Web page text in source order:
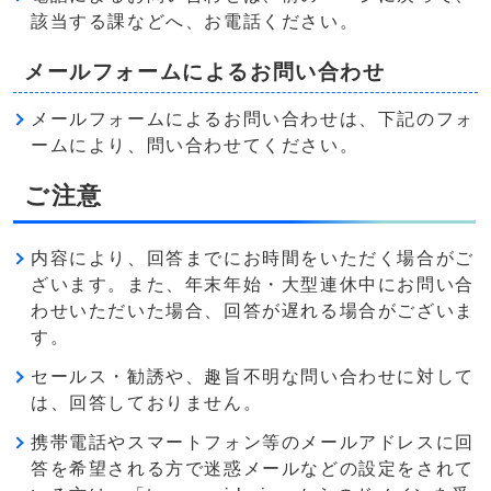
該当する課などへ、お電話ください。
メールフォームによるお問い合わせ
メールフォームによるお問い合わせは、下記のフォ
ームにより、問い合わせてください。
ご注意
内容により、回答までにお時間をいただく場合がご
ざいます。また、年末年始・大型連休中にお問い合
わせいただいた場合、回答が遅れる場合がございま
す。
セールス・勧誘や、趣旨不明な問い合わせに対して
は、回答しておりません。
携帯電話やスマートフォン等のメールアドレスに回
答を希望される方で迷惑メールなどの設定をされて